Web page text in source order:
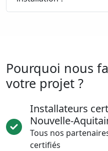
Pourquoi nous
votre projet ?
Installateurs
Nouvelle-
Tous nos
certifiés